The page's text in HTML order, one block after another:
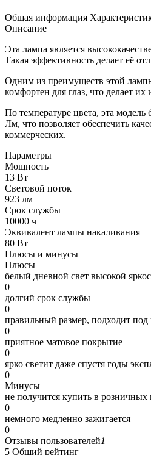
Общая информация
Описание
Эта лампа является
Такая эффективность делает её
Одним из преимуществ этой лампы
комфортен для глаз, что делает
По температуре цвета, эта
Лм, что позволяет обеспечить
коммерческих.
Параметры
Мощность
13 Вт
Световой поток
923 лм
Срок службы
10000 ч
Эквивалент лампы накаливания
80 Вт
Плюсы и минусы
Плюсы
белый дневной свет высокой
0
долгий срок службы
0
правильный размер, подходит
0
приятное матовое покрытие
0
ярко светит даже спустя годы
0
Минусы
не получится купить в розничных
0
немного медленно зажигается
0
Отзывы пользователей1
5 Общий рейтинг